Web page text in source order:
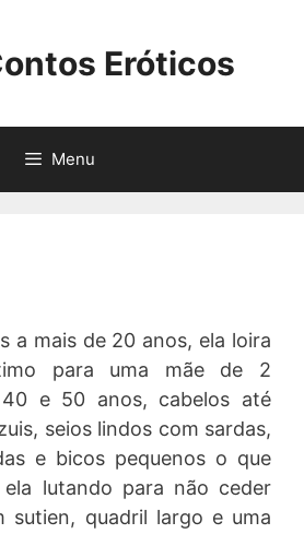
Eróticos
Menu
a mais de 20 anos, ela loira
para uma mãe de 2
e 50 anos, cabelos até
seios lindos com sardas,
e bicos pequenos o que
lutando para não ceder
sutien, quadril largo e uma